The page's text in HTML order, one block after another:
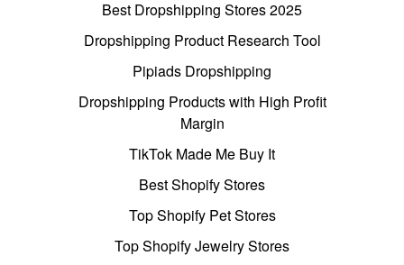
Best Dropshipping Stores 2025
Dropshipping Product Research Tool
Pipiads Dropshipping
Dropshipping Products with High Profit
Margin
TikTok Made Me Buy It
Best Shopify Stores
Top Shopify Pet Stores
Top Shopify Jewelry Stores